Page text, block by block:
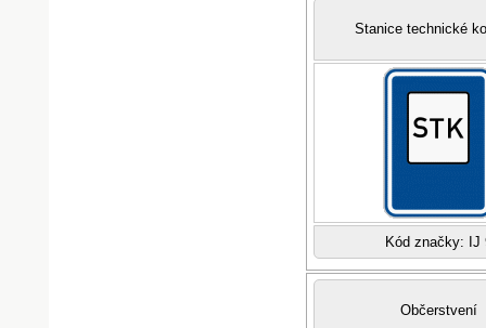
Stanice technické
Kód značky: IJ
Občerstvení